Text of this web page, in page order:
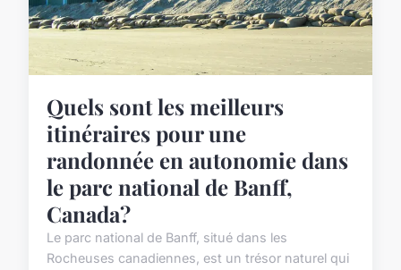
Quels sont les meilleurs
itinéraires pour une
randonnée en autonomie dans
le parc national de Banff,
Canada?
Le parc national de Banff, situé dans les
Rocheuses canadiennes, est un trésor naturel qui